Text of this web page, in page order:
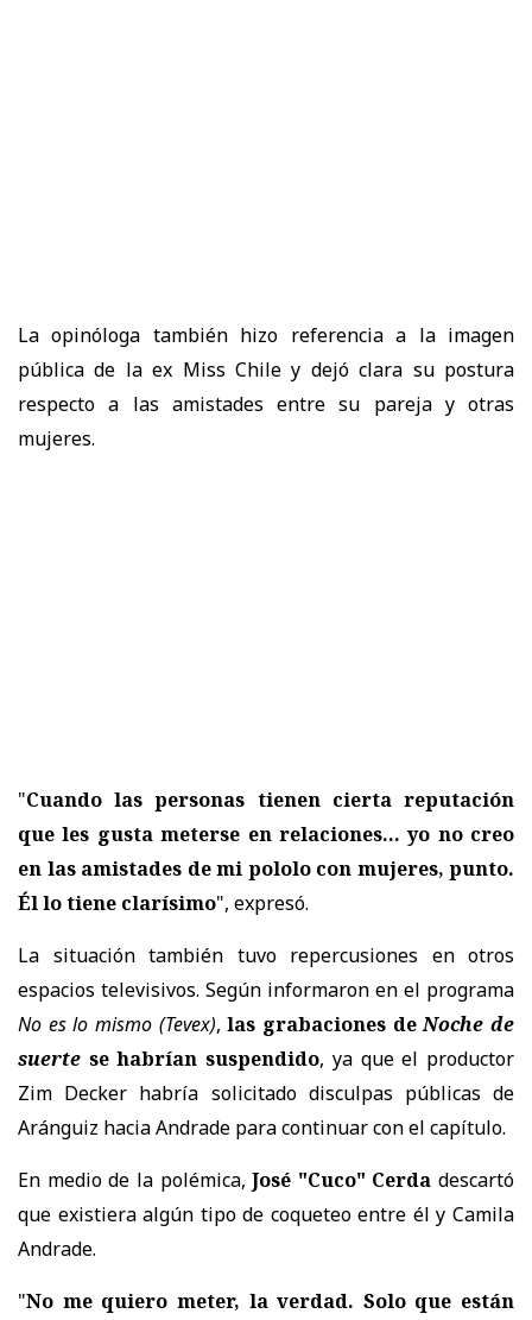
La opinóloga también hizo referencia a la imagen
pública de la ex Miss Chile y dejó clara su postura
respecto a las amistades entre su pareja y otras
mujeres.
"Cuando las personas tienen cierta reputación
que les gusta meterse en relaciones... yo no creo
en las amistades de mi pololo con mujeres, punto.
Él lo tiene clarísimo", expresó.
La situación también tuvo repercusiones en otros
espacios televisivos. Según informaron en el programa
No es lo mismo (Tevex),las grabaciones deNoche de
suerte se habrían suspendido, ya que el productor
Zim Decker habría solicitado disculpas públicas de
Aránguiz hacia Andrade para continuar con el capítulo.
En medio de la polémica,José "Cuco" Cerda descartó
que existiera algún tipo de coqueteo entre él y Camila
Andrade.
"No me quiero meter, la verdad. Solo que están